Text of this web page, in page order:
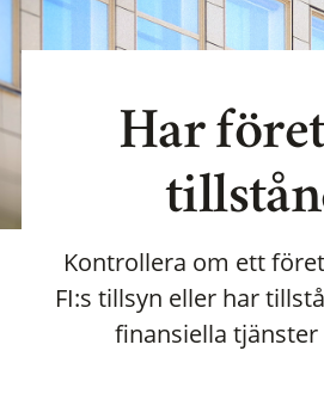
Har
Kontrollera om ett
FI:s tillsyn eller har
finansiella tjänster